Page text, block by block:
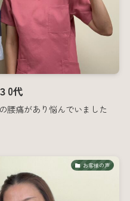
0代
腰痛があり悩んでいました
お客様の声